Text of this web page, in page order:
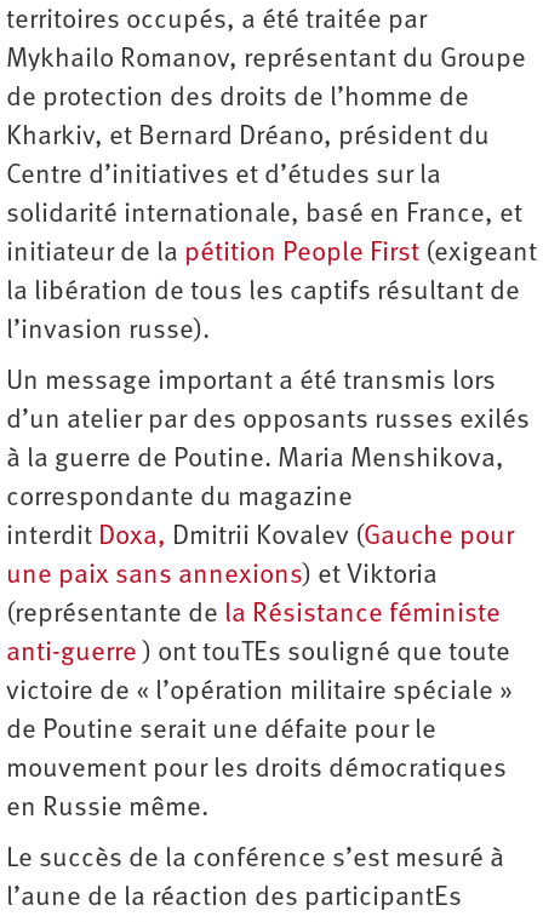
territoires occupés, a été traitée par
Mykhailo Romanov, représentant du Groupe
de protection des droits de l’homme de
Kharkiv, et Bernard Dréano, président du
Centre d’initiatives et d’études sur la
solidarité internationale, basé en France, et
initiateur de la pétition People First (exigeant
la libération de tous les captifs résultant de
l’invasion russe).
Un message important a été transmis lors
d’un atelier par des opposants russes exilés
à la guerre de Poutine. Maria Menshikova,
correspondante du magazine
interdit Doxa, Dmitrii Kovalev (Gauche pour
une paix sans annexions) et Viktoria
(représentante de la Résistance féministe
anti-guerre ) ont touTEs souligné que toute
victoire de « l’opération militaire spéciale »
de Poutine serait une défaite pour le
mouvement pour les droits démocratiques
en Russie même.
Le succès de la conférence s’est mesuré à
l’aune de la réaction des participantEs